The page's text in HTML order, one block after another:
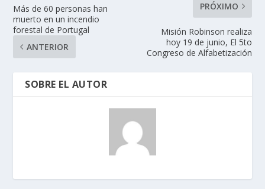
Más de 60 personas han
muerto en un incendio
forestal de Portugal
ANTERIOR
PRÓXIMO
Misión Robinson realiza
hoy 19 de junio, El 5to
Congreso de Alfabetización
SOBRE EL AUTOR